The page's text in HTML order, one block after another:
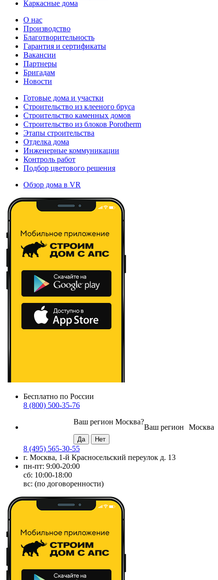
Каркасные дома
О нас
Производство
Благотворительность
Гарантия и сертификаты
Вакансии
Партнеры
Бригадам
Новости
Готовые дома и участки
Строительство из клееного бруса
Строительство каменных домов
Строительство из блоков Porotherm
Этапы строительства
Отделка дома
Инженерные коммуникации
Контроль работ
Подбор цветового решения
Обзор дома в VR
Бесплатно по России
8 (800) 500-35-76
Москва
Ваш регион
Ваш регион Москва?
8 (495) 565-30-55
г. Москва, 1-й Красносельский переулок д. 13
пн-пт: 9:00-20:00
сб: 10:00-18:00
вс: (по договоренности)